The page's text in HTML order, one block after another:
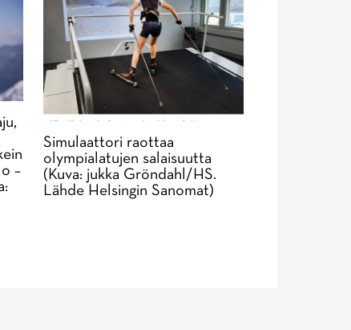
–
Simulaattori raottaa
olympialatujen salaisuutta
(Kuva: jukka Gröndahl/HS.
Lähde Helsingin Sanomat)